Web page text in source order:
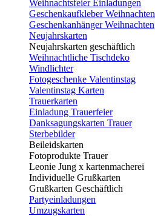
Weihnachtsfeier Einladungen
Geschenkaufkleber Weihnachten
Geschenkanhänger Weihnachten
Neujahrskarten
Neujahrskarten geschäftlich
Weihnachtliche Tischdeko
Windlichter
Fotogeschenke Valentinstag
Valentinstag Karten
Trauerkarten
Einladung Trauerfeier
Danksagungskarten Trauer
Sterbebilder
Beileidskarten
Fotoprodukte Trauer
Leonie Jung x kartenmacherei
Individuelle Grußkarten
Grußkarten Geschäftlich
Partyeinladungen
Umzugskarten